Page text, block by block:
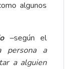
algunos
–según el
persona a
a alguien